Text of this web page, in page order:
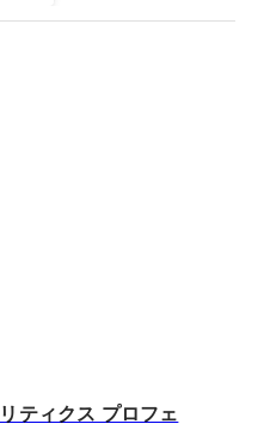
ティクス プロフェ